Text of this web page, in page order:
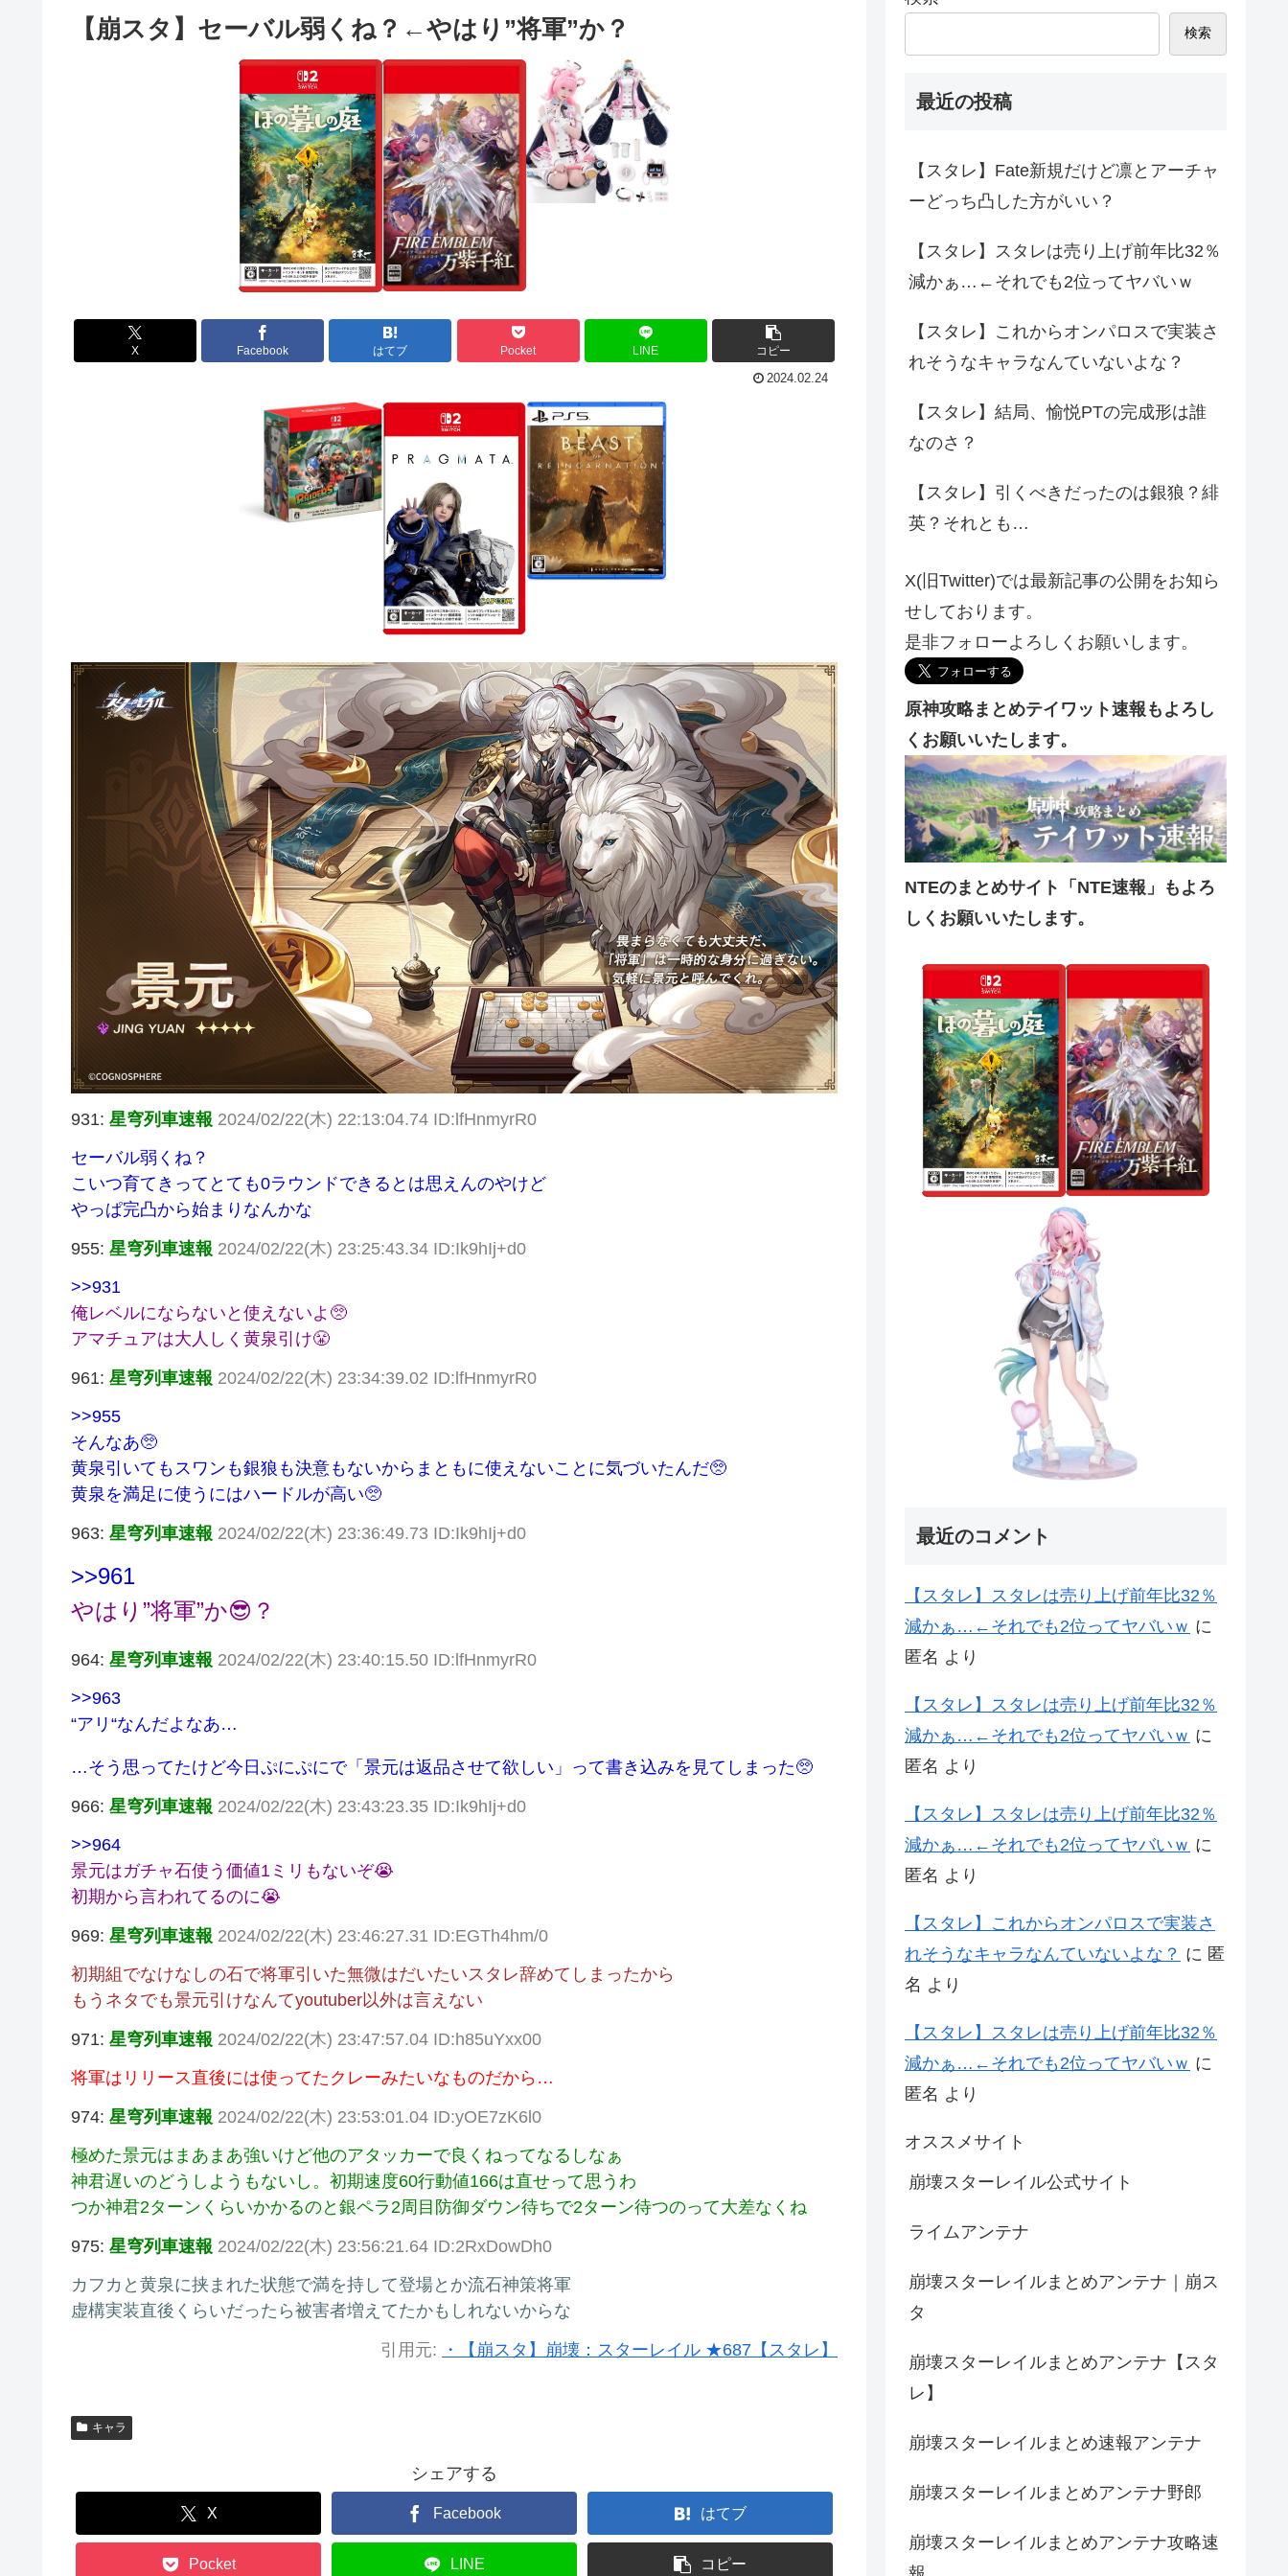
【崩スタ】セーバル弱くね？←やはり”将軍”か？
X Facebook はてブ Pocket LINE コピー
2024.02.24
931: 星穹列車速報 2024/02/22(木) 22:13:04.74 ID:lfHnmyrR0
セーバル弱くね？
こいつ育てきってとても0ラウンドできるとは思えんのやけど
やっぱ完凸から始まりなんかな
955: 星穹列車速報 2024/02/22(木) 23:25:43.34 ID:Ik9hIj+d0
>>931
俺レベルにならないと使えないよ🥺
アマチュアは大人しく黄泉引け😤
961: 星穹列車速報 2024/02/22(木) 23:34:39.02 ID:lfHnmyrR0
>>955
そんなあ🥺
黄泉引いてもスワンも銀狼も決意もないからまともに使えないことに気づいたんだ🥺
黄泉を満足に使うにはハードルが高い🥺
963: 星穹列車速報 2024/02/22(木) 23:36:49.73 ID:Ik9hIj+d0
>>961
やはり”将軍”か😎？
964: 星穹列車速報 2024/02/22(木) 23:40:15.50 ID:lfHnmyrR0
>>963
“アリ“なんだよなあ…
…そう思ってたけど今日ぷにぷにで「景元は返品させて欲しい」って書き込みを見てしまった🥺
966: 星穹列車速報 2024/02/22(木) 23:43:23.35 ID:Ik9hIj+d0
>>964
景元はガチャ石使う価値1ミリもないぞ😭
初期から言われてるのに😭
969: 星穹列車速報 2024/02/22(木) 23:46:27.31 ID:EGTh4hm/0
初期組でなけなしの石で将軍引いた無微はだいたいスタレ辞めてしまったから
もうネタでも景元引けなんてyoutuber以外は言えない
971: 星穹列車速報 2024/02/22(木) 23:47:57.04 ID:h85uYxx00
将軍はリリース直後には使ってたクレーみたいなものだから…
974: 星穹列車速報 2024/02/22(木) 23:53:01.04 ID:yOE7zK6l0
極めた景元はまあまあ強いけど他のアタッカーで良くねってなるしなぁ
神君遅いのどうしようもないし。初期速度60行動値166は直せって思うわ
つか神君2ターンくらいかかるのと銀ペラ2周目防御ダウン待ちで2ターン待つのって大差なくね
975: 星穹列車速報 2024/02/22(木) 23:56:21.64 ID:2RxDowDh0
カフカと黄泉に挟まれた状態で満を持して登場とか流石神策将軍
虚構実装直後くらいだったら被害者増えてたかもしれないからな
引用元: ・【崩スタ】崩壊：スターレイル ★687【スタレ】
キャラ
シェアする
X Facebook はてブ
Pocket LINE コピー
検索
最近の投稿
【スタレ】Fate新規だけど凛とアーチャ
ーどっち凸した方がいい？
【スタレ】スタレは売り上げ前年比32％
減かぁ…←それでも2位ってヤバいｗ
【スタレ】これからオンパロスで実装さ
れそうなキャラなんていないよな？
【スタレ】結局、愉悦PTの完成形は誰
なのさ？
【スタレ】引くべきだったのは銀狼？緋
英？それとも…
X(旧Twitter)では最新記事の公開をお知ら
せしております。
是非フォローよろしくお願いします。
原神攻略まとめテイワット速報もよろし
くお願いいたします。
NTEのまとめサイト「NTE速報」もよろ
しくお願いいたします。
最近のコメント
【スタレ】スタレは売り上げ前年比32％
減かぁ…←それでも2位ってヤバいｗ に
匿名 より
【スタレ】スタレは売り上げ前年比32％
減かぁ…←それでも2位ってヤバいｗ に
匿名 より
【スタレ】スタレは売り上げ前年比32％
減かぁ…←それでも2位ってヤバいｗ に
匿名 より
【スタレ】これからオンパロスで実装さ
れそうなキャラなんていないよな？ に 匿
名 より
【スタレ】スタレは売り上げ前年比32％
減かぁ…←それでも2位ってヤバいｗ に
匿名 より
オススメサイト
崩壊スターレイル公式サイト
ライムアンテナ
崩壊スターレイルまとめアンテナ｜崩ス
タ
崩壊スターレイルまとめアンテナ【スタ
レ】
崩壊スターレイルまとめ速報アンテナ
崩壊スターレイルまとめアンテナ野郎
崩壊スターレイルまとめアンテナ攻略速